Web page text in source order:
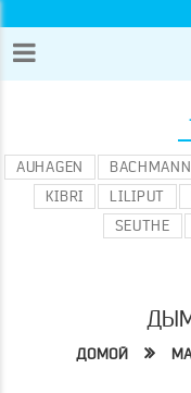
AUHAGEN BACHMANN
KIBRI
LILIPUT
SEUTHE
ДОМОЙ